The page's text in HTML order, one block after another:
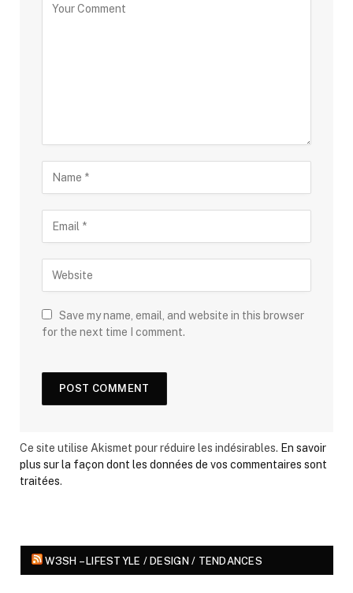
Save my name, email, and website in this browser
for the next time I comment.
Ce site utilise Akismet pour réduire les indésirables. En savoir
plus sur la façon dont les données de vos commentaires sont
traitées.
W3SH – LIFESTYLE / DESIGN / TENDANCES